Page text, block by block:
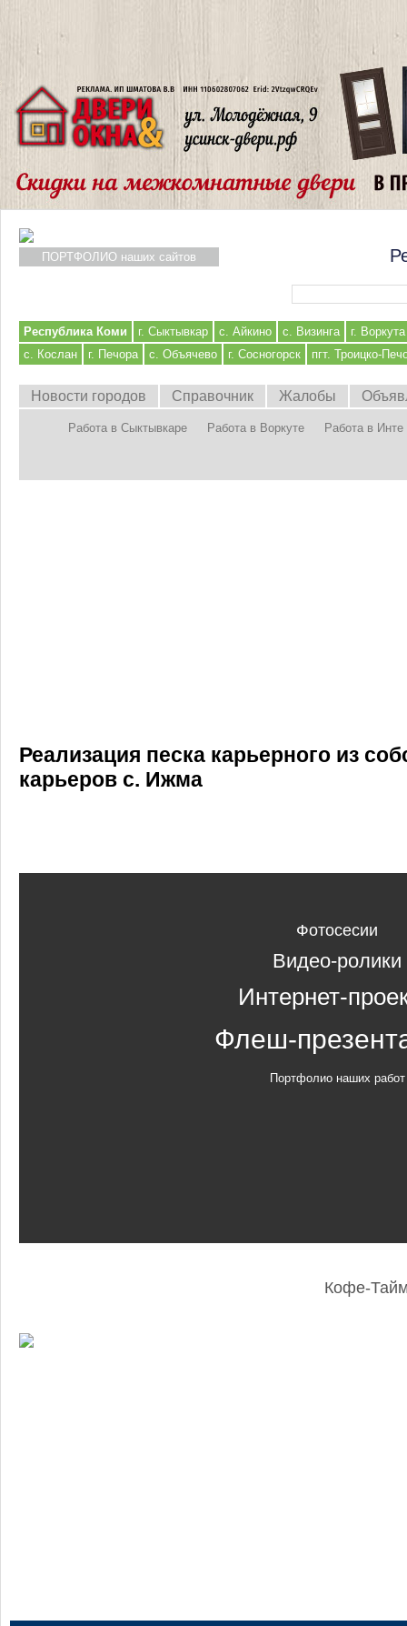
ПОРТФОЛИО наших сайтов
Республика Коми г. Сыктывкар с. Айкино с. Визинга
г. Воркута
с. Кослан
г. Печора с. Объячево г. Сосногорск пгт. Троицко-
Новости городов Справочник Жалобы
Работа в Сыктывкаре Работа в Воркуте Работа в Инте
Реализация песка карьерного из
карьеров с. Ижма
Фотосесии
Видео-ролики
Интернет-
Флеш-
Портфолио наших работ
Кофе-